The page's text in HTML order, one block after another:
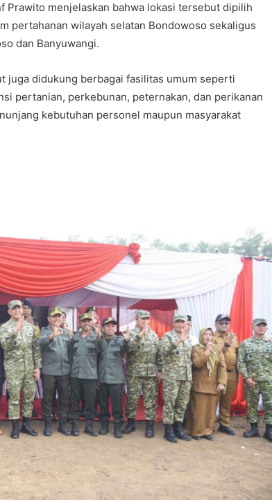
Prawito menjelaskan bahwa lokasi tersebut dipilih
pertahanan wilayah selatan Bondowoso sekaligus
dan Banyuwangi.
juga didukung berbagai fasilitas umum seperti
pertanian, perkebunan, peternakan, dan perikanan
kebutuhan personel maupun masyarakat